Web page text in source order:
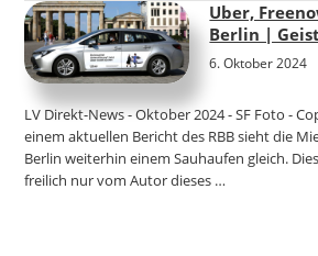
Uber,
Berlin |
6. Oktober 2024
LV Direkt-News - Oktober 2024 - SF Foto -
einem aktuellen Bericht des RBB sieht die
Berlin weiterhin einem Sauhaufen gleich.
freilich nur vom Autor dieses …